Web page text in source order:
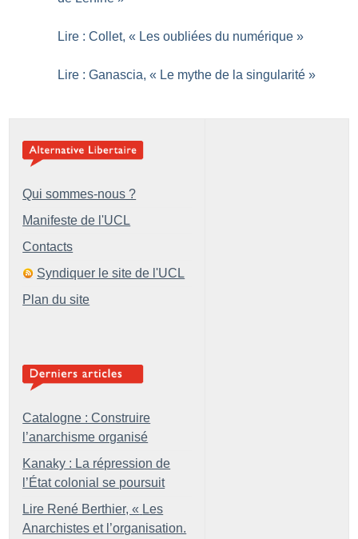
Lire : Collet, « Les oubliées du numérique »
Lire : Ganascia, « Le mythe de la singularité »
Qui sommes-nous ?
Manifeste de l'UCL
Contacts
Syndiquer le site de l'UCL
Plan du site
Catalogne : Construire
l’anarchisme organisé
Kanaky : La répression de
l’État colonial se poursuit
Lire René Berthier, « Les
Anarchistes et l’organisation.